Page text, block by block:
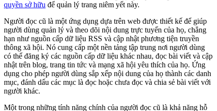
quyền sở hữu để quản lý trang niêm yết này.
Người đọc cũ là một ứng dụng dựa trên web được thiết kế để giúp
người dùng quản lý và theo dõi nội dung trực tuyến của họ, chẳng
hạn như nguồn cấp dữ liệu RSS và cập nhật phương tiện truyền
thông xã hội. Nó cung cấp một nền tảng tập trung nơi người dùng
có thể đăng ký các nguồn cấp dữ liệu khác nhau, đọc bài viết và cập
nhật trên blog, trang tin tức và mạng xã hội yêu thích của họ. Ứng
dụng cho phép người dùng sắp xếp nội dung của họ thành các danh
mục, đánh dấu các mục là đọc hoặc chưa đọc và chia sẻ bài viết với
người khác.
Một trong những tính năng chính của người đọc cũ là khả năng hỗ